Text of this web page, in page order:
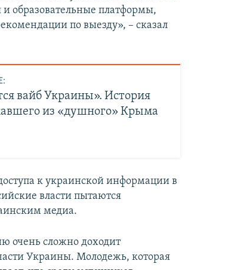
образовательные платформы,
по выезду», – сказал
вайб Украины». История
из «душного» Крыма
к украинской информации в
власти пытаются
медиа.
очень сложно доходит
Украины. Молодежь, которая